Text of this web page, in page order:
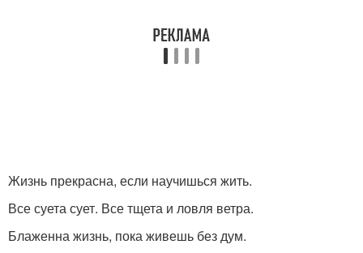
Жизнь прекрасна, если научишься жить.
Все суета сует. Все тщета и ловля ветра.
Блаженна жизнь, пока живешь без дум.